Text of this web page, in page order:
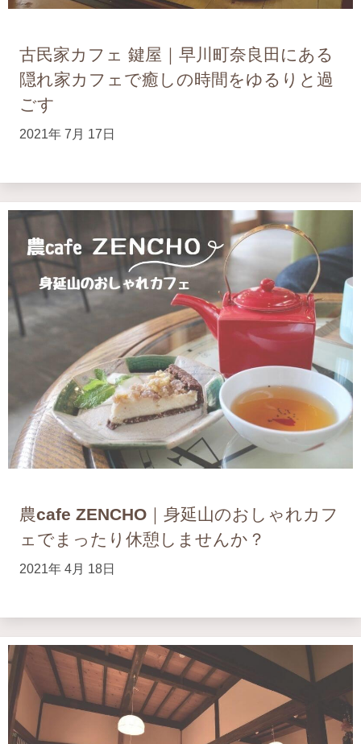
古民家カフェ 鍵屋｜早川町奈良田にある
隠れ家カフェで癒しの時間をゆるりと過
ごす
2021年 7月 17日
農cafe ZENCHO｜身延山のおしゃれカフ
ェでまったり休憩しませんか？
2021年 4月 18日